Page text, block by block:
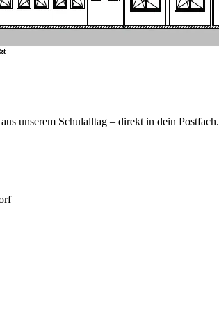
unserem Schulalltag – direkt in dein Postfach.